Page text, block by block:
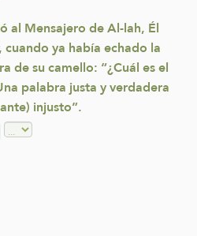
al Mensajero de Al-lah, Él
ya había echado la
de su camello: “¿Cuál es el
palabra justa y verdadera
injusto”.